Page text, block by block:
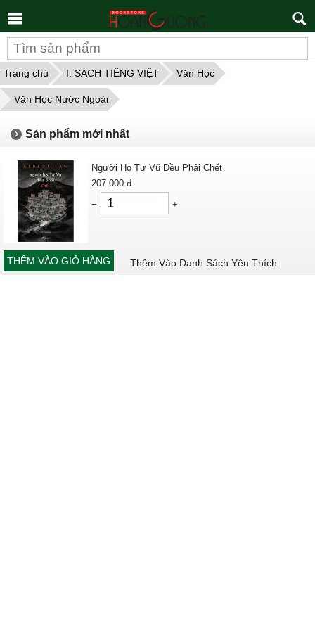
Trang chủ I. SÁCH TIẾNG VIỆT Văn Học
Văn Học Nước Ngoài
Sản phẩm mới nhất
Người Họ Tư Vũ Đều Phải Chết
207.000 đ
−
+
THÊM VÀO GIỎ HÀNG Thêm Vào Danh Sách Yêu Thích